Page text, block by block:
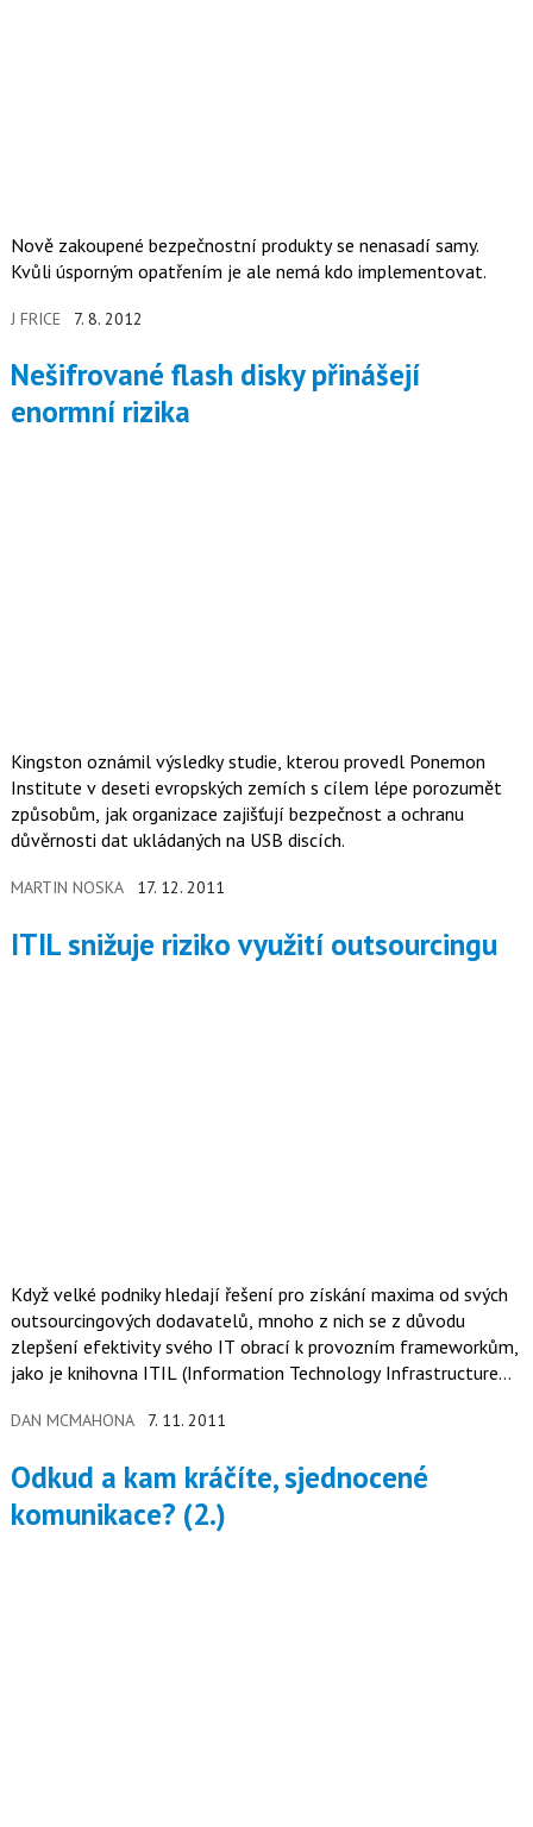
Nově zakoupené bezpečnostní produkty se nenasadí samy.
Kvůli úsporným opatřením je ale nemá kdo implementovat.
J FRICE 7. 8. 2012
Nešifrované flash disky přinášejí
enormní rizika
Kingston oznámil výsledky studie, kterou provedl Ponemon
Institute v deseti evropských zemích s cílem lépe porozumět
způsobům, jak organizace zajišťují bezpečnost a ochranu
důvěrnosti dat ukládaných na USB discích.
MARTIN NOSKA 17. 12. 2011
ITIL snižuje riziko využití outsourcingu
Když velké podniky hledají řešení pro získání maxima od svých
outsourcingových dodavatelů, mnoho z nich se z důvodu
zlepšení efektivity svého IT obrací k provozním frameworkům,
jako je knihovna ITIL (Information Technology Infrastructure
DAN MCMAHONA 7. 11. 2011
Odkud a kam kráčíte, sjednocené
komunikace? (2.)